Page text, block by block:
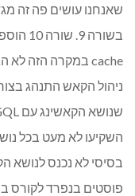
בסיסי לא נכנס לנושא
פוסטים בנפרד לקורס